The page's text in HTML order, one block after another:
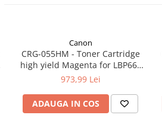
Canon
CRG-055HM - Toner Cartridge
high yield Magenta for LBP66x
series, MF74x series (5.900
973,99 Lei
ADAUGA IN COS